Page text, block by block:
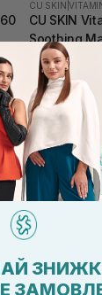
CU SKIN |
CU SKIN
Soothing
витамином U
186₴
больше
1 2